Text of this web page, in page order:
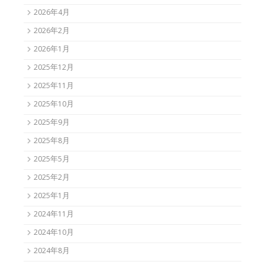
2026年4月
2026年2月
2026年1月
2025年12月
2025年11月
2025年10月
2025年9月
2025年8月
2025年5月
2025年2月
2025年1月
2024年11月
2024年10月
2024年8月